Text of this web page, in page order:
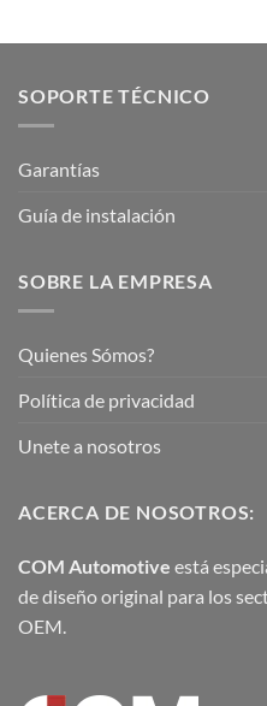
SOPORTE TÉCNICO
Garantías
Guía de instalación
SOBRE LA EMPRESA
Quienes Sómos?
Política de privacidad
Unete a nosotros
ACERCA DE NOSOTROS:
COM Automotive está
de diseño original para los
OEM.